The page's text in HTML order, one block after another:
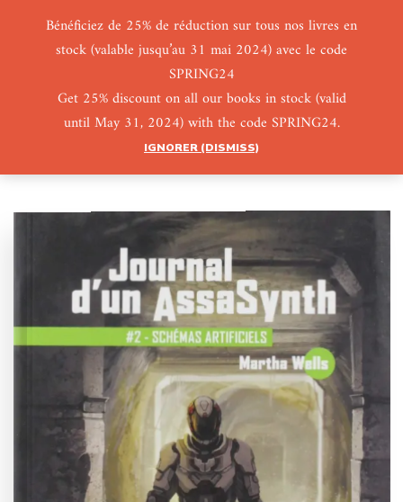
Bénéficiez de 25% de réduction sur tous nos livres en
stock (valable jusqu’au 31 mai 2024) avec le code
SPRING24
Get 25% discount on all our books in stock (valid
until May 31, 2024) with the code SPRING24.
IGNORER (DISMISS)
0 0